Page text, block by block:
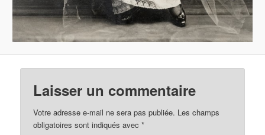
Laisser un commentaire
Votre adresse e-mail ne sera pas publiée. Les champs
obligatoires sont indiqués avec*